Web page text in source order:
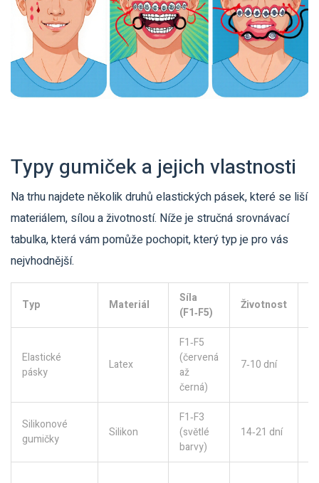
Typy gumiček a jejich vlastnosti
Na trhu najdete několik druhů elastických pásek, které se liší
materiálem, sílou a životností. Níže je stručná srovnávací
tabulka, která vám pomůže pochopit, který typ je pro vás
nejvhodnější.
Typ Materiál
Síla
(F1‑F5)
Životnost
Elastické
pásky
Latex
F1‑F5
(červená
až
černá)
7‑10 dní
Silikonové
gumičky
Silikon
F1‑F3
(světlé
barvy)
14‑21 dní